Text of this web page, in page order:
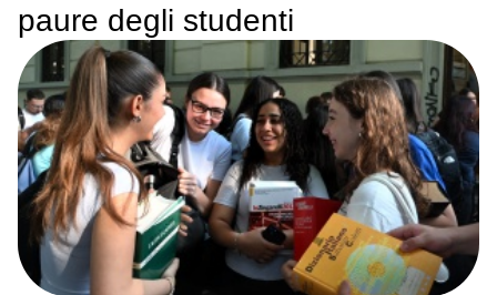
paure degli studenti